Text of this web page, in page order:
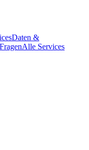
Daten &
Alle Services